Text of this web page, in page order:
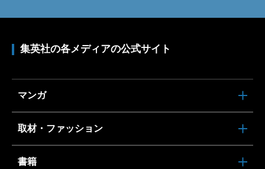
集英社の各メディアの公式サイト
マンガ
取材・ファッション
書籍